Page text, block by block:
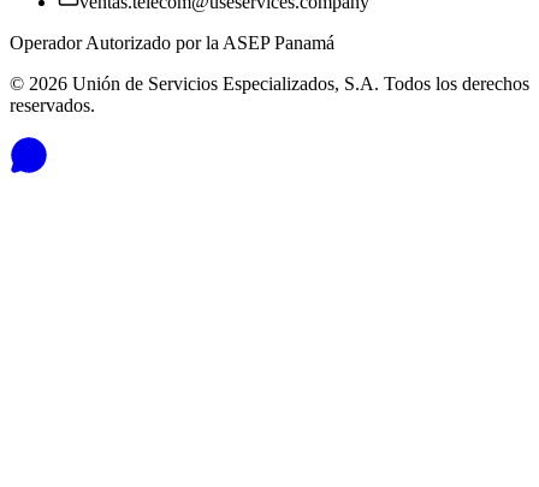
Operador Autorizado por la ASEP Panamá
© 2026 Unión de Servicios Especializados, S.A. Todos los derechos
reservados.